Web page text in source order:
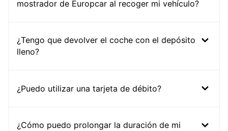
mostrador de Europcar al recoger mi vehículo?
¿Tengo que devolver el coche con el depósito
lleno?
¿Puedo utilizar una tarjeta de débito?
¿Cómo puedo prolongar la duración de mi